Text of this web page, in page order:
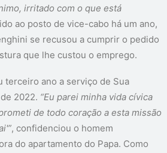
irritado com o que está
ao posto de vice-cabo há um ano,
se recusou a cumprir o pedido
que lhe custou o emprego.
terceiro ano a serviço de Sua
2022. “Eu parei minha vida cívica
de todo coração a esta missão
, confidenciou o homem
do apartamento do Papa. Como